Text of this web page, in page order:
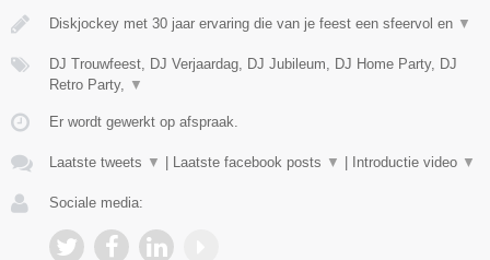
Diskjockey met 30 jaar ervaring die van je feest een sfeervol en ▼
DJ Trouwfeest, DJ Verjaardag, DJ Jubileum, DJ Home Party, DJ
Retro Party,
▼
Er wordt gewerkt op afspraak.
Laatste tweets ▼ Laatste facebook posts ▼ Introductie video ▼
Sociale media: